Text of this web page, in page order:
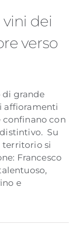
territorio
vini dei
verso
di grande
affioramenti
confinano con
Su
territorio si
Francesco
e